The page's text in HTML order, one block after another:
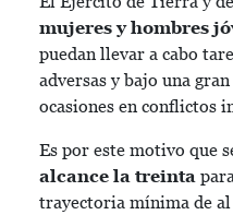
mujeres y hombres
puedan llevar a cabo
adversas y bajo una
ocasiones en conflictos
Es por este motivo que
alcance la treinta
trayectoria mínima de al